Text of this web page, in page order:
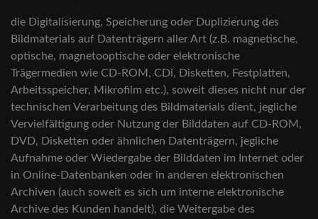
die Digitalisierung, Speicherung oder Duplizierung des
Bildmaterials auf Datenträgern aller Art (z.B. magnetische,
optische, magnetooptische oder elektronische
Trägermedien wie CD-ROM, CDi, Disketten, Festplatten,
Arbeitsspeicher, Mikrofilm etc.), soweit dieses nicht nur der
technischen Verarbeitung des Bildmaterials dient, jegliche
Vervielfältigung oder Nutzung der Bilddaten auf CD-ROM,
DVD, Disketten oder ähnlichen Datenträgern, jegliche
Aufnahme oder Wiedergabe der Bilddaten im Internet oder
in Online-Datenbanken oder in anderen elektronischen
Archiven (auch soweit es sich um interne elektronische
Archive des Kunden handelt), die Weitergabe des